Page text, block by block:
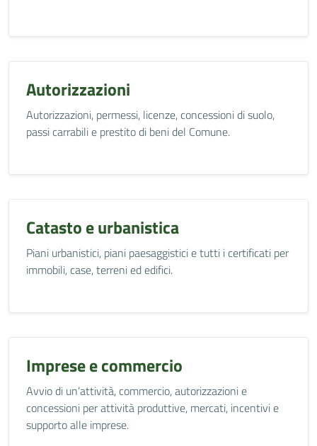
Autorizzazioni
Autorizzazioni, permessi, licenze, concessioni di suolo,
passi carrabili e prestito di beni del Comune.
Catasto e urbanistica
Piani urbanistici, piani paesaggistici e tutti i certificati per
immobili, case, terreni ed edifici.
Imprese e commercio
Avvio di un’attività, commercio, autorizzazioni e
concessioni per attività produttive, mercati, incentivi e
supporto alle imprese.